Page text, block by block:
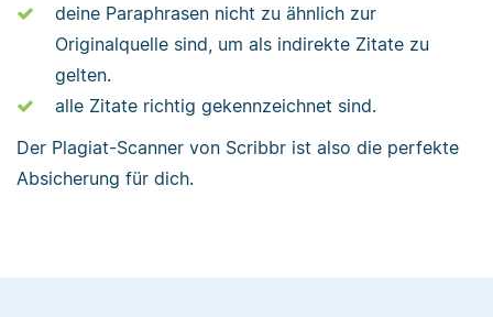
deine Paraphrasen nicht zu ähnlich zur
Originalquelle sind, um als indirekte Zitate zu
gelten.
alle Zitate richtig gekennzeichnet sind.
Der Plagiat-Scanner von Scribbr ist also die perfekte
Absicherung für dich.